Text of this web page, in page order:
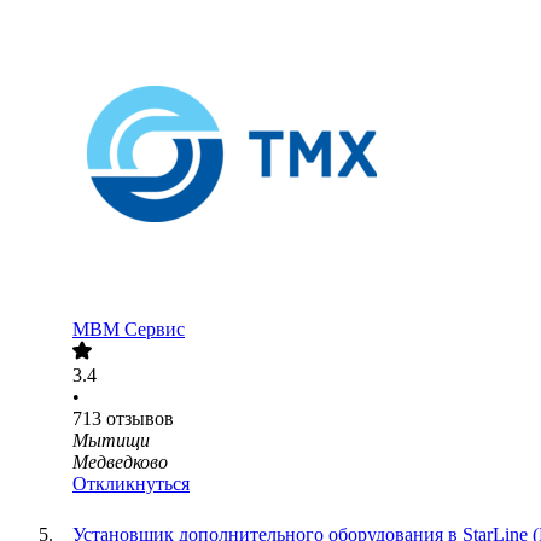
МВМ Сервис
3.4
•
713 отзывов
Мытищи
Медведково
Откликнуться
Установщик дополнительного оборудования в